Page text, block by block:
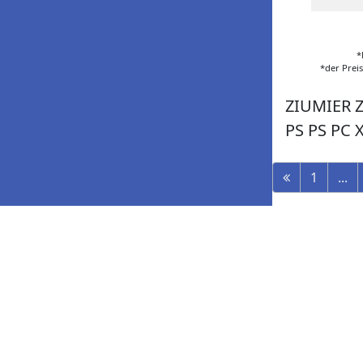
*der
ZIUMIER
PS PS PC
1 ...